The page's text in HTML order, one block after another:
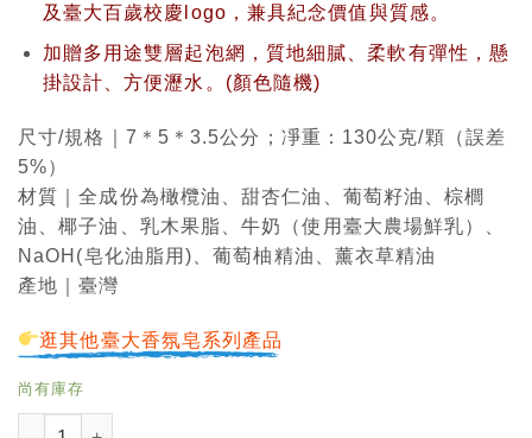
及臺大百歲校慶logo，兼具紀念價值與質感。
加贈多用途雙層起泡網，質地細膩、柔軟有彈性，懸
掛設計、方便瀝水。(顏色隨機)
尺寸/規格｜7＊5＊3.5公分；凈重：130公克/顆（誤差
5%）
材質｜全成份為橄欖油、甜杏仁油、葡萄籽油、棕櫚
油、椰子油、乳木果脂、牛奶（使用臺大農場鮮乳）、
NaOH(皂化油脂用)、葡萄柚精油、薰衣草精油
產地｜臺灣
逛其他臺大香氛皂系列產品
尚有庫存
臺大鮮乳手工皂(束口袋裝，加贈起泡網) 數量